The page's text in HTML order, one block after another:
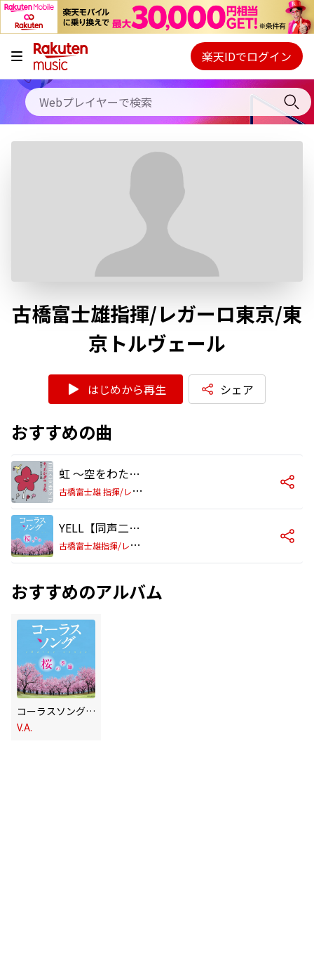
キャンペーン
料金プラン
使い方
Webプレイヤー
ご契約内容の確認・変更
楽天IDでログイン
古橋富士雄指揮/レガーロ東京/東
京トルヴェール
はじめから再生 シェア
おすすめの曲
虹 ～空をわたる～ 【女声】
古
橋富士雄 指揮/レガーロ東京・東京トルヴェール
YELL【同声二部】 第76回全国学校音楽コンクール 課題曲<いきものがかり>
古
橋富士雄指揮/レガーロ東京/東京トルヴェール
おすすめのアルバム
コーラスソング ～桜の季節～
V.A.